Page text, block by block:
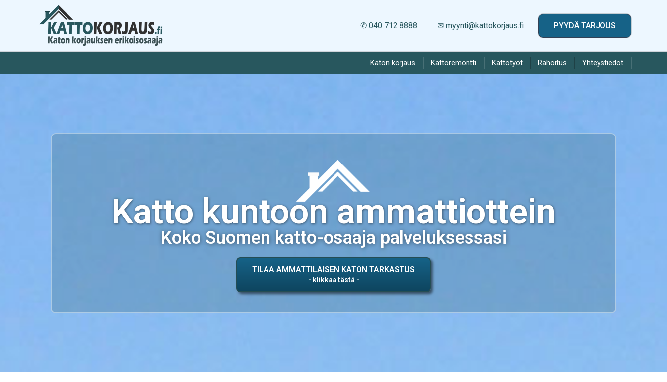
✆ 040 712 8888 ✉ myynti@kattokorjaus.fi PYYDÄ TARJOUS
Katon korjaus Kattoremontti Kattotyöt Rahoitus Yhteystiedot
Katto kuntoon ammattiottein
Koko Suomen katto-osaaja palveluksessasi
TILAA AMMATTILAISEN KATON TARKASTUS